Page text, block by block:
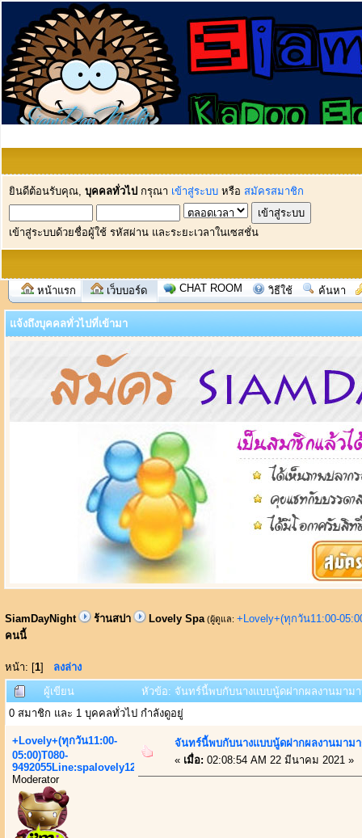
ยินดีต้อนรับคุณ, บุคคลทั่วไป กรุณา เข้าสู่ระบบ หรือ สมัครสมาชิก
เข้าสู่ระบบด้วยชื่อผู้ใช้ รหัสผ่าน และระยะเวลาในเซสชั่น
หน้าแรก เว็บบอร์ด CHAT ROOM วิธีใช้ ค้นหา
แจ้งถึงบุคคลทั่วไปที่เข้ามา
SiamDayNight ร้านสปา Lovely Spa (ผู้ดูแล: +Lovely+(ทุกวัน11:00-
คนนี้
หน้า: [1] ลงล่าง
ผู้เขียน
หัวข้อ: จันทร์นี้พบกับนางแบบนู้ดฝากผลงานมาม
0 สมาชิก และ 1 บุคคลทั่วไป กำลังดูอยู่
+Lovely+(ทุกวัน11:00-
05:00)T080-
9492055Line:spalovely123
Moderator
จันทร์นี้พบกับนางแบบนู้ดฝากผลงานมาม
« เมื่อ: 02:08:54 AM 22 มีนาคม 2021 »